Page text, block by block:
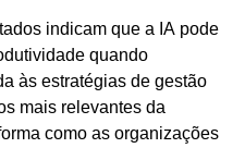
indicam que a IA pode
quando
às estratégias de gestão
mais relevantes da
como as organizações